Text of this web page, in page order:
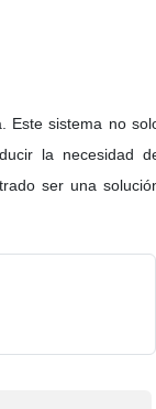
Este sistema no
la necesidad
ser una